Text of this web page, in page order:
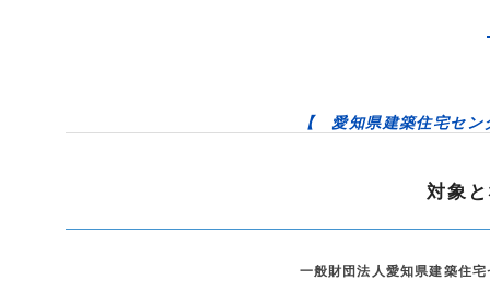
【 愛知県建築住宅セ
対象
一般財団法人愛知県建築住